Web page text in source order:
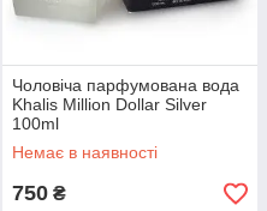
Чоловіча парфумована вода
Khalis Million Dollar Silver
100ml
Немає в наявності
750 ₴